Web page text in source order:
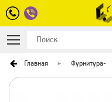
Главная Фурнитура-